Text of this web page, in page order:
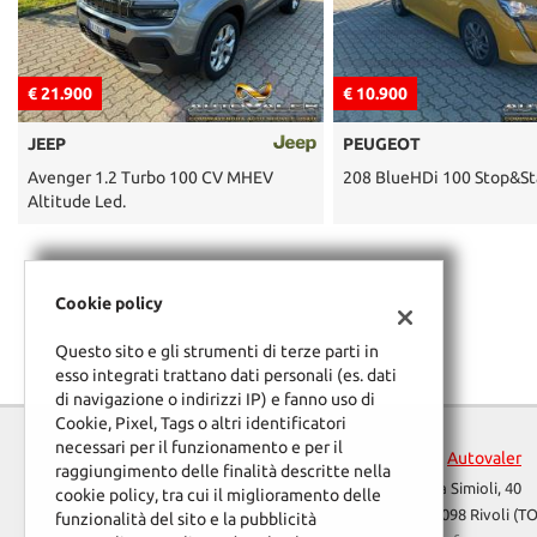
MHEV
€ 10.900
208 BlueHDi 100 Stop&Start 5 p.
€ 4.900
Panda 1.3
Autovaler
Via Simioli, 40
10098 Rivoli
Cookie policy
Questo sito e gli strumenti di terze parti in
esso integrati trattano dati personali (es. dati
di navigazione o indirizzi IP) e fanno uso di
Cookie, Pixel, Tags o altri identificatori
necessari per il funzionamento e per il
raggiungimento delle finalità descritte nella
cookie policy, tra cui il miglioramento delle
funzionalità del sito e la pubblicità
tracciamento
che
adottiamo
per
offrire
le
funzionalità
e
svolgere
attività
seguito
ottenere
maggiori
informazioni
sull'utilità
funzionamento